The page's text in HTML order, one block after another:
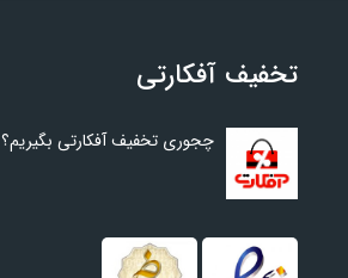
تخفیف آفکارتی
چجوری تخفیف آفکارتی بگیریم؟